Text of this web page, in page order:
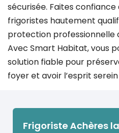
sécurisée. Faites
frigoristes hautement
protection professionnelle
Avec Smart Habitat, vous
solution fiable pour
foyer et avoir l’esprit
Frigoriste Achères